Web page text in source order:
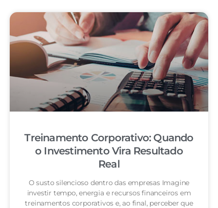
Treinamento Corporativo: Quando
o Investimento Vira Resultado
Real
O susto silencioso dentro das empresas Imagine
investir tempo, energia e recursos financeiros em
treinamentos corporativos e, ao final, perceber que